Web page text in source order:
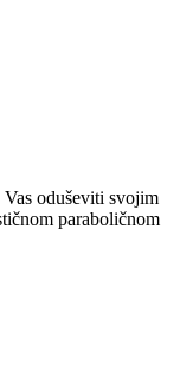
oduševiti svojim
paraboličnom